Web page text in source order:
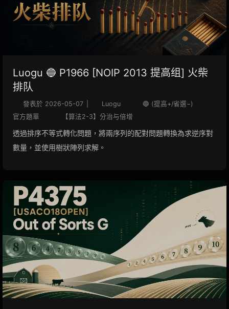
Luogu 🔵 P1966 [NOIP 2013 提高组] 火柴
排队
發表於 2026-05-07 Luogu
🔵 (提高+/省選−)
官方題單
【算法2-3】分治与倍增
透過排序不等式轉化問題，將兩序列的配對問題轉換為求逆序對
數量，並使用樹狀陣列求解。